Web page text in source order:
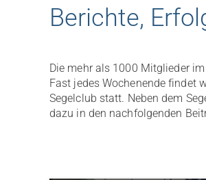
Berichte,
Die mehr als 1000 Mitglieder
Fast jedes Wochenende findet
Segelclub statt. Neben dem
dazu in den nachfolgenden